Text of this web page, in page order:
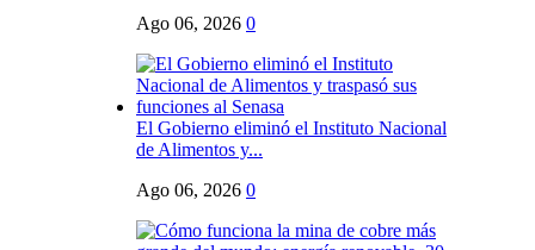
Ago 06, 2026 0
El Gobierno eliminó el Instituto Nacional
de Alimentos y...
Ago 06, 2026 0